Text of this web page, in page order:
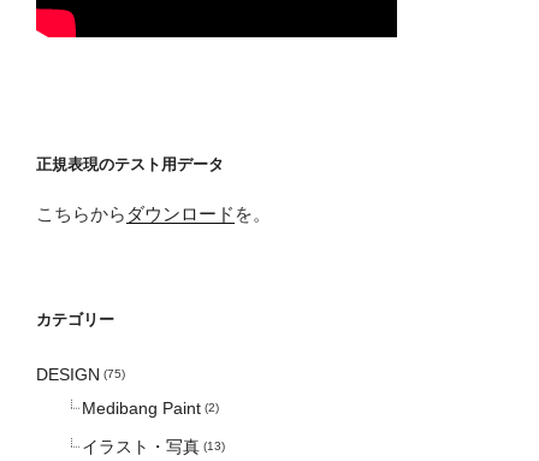
正規表現のテスト用データ
こちらから ダウンロード を。
カテゴリー
DESIGN (75)
Medibang Paint (2)
イラスト・写真 (13)